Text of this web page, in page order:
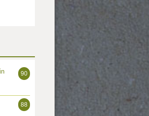
90
88